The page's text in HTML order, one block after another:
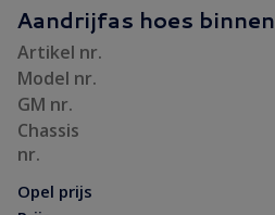
Aandrijfas hoes binnen
Artikel nr.
Model nr.
GM nr.
Chassis
nr.
Opel prijs